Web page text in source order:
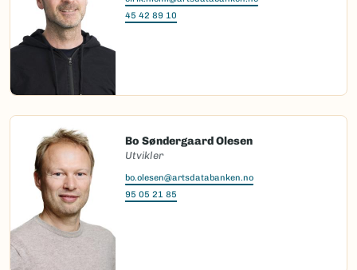
45 42 89 10
Bo Søndergaard Olesen
Utvikler
bo.olesen@artsdatabanken.no
95 05 21 85